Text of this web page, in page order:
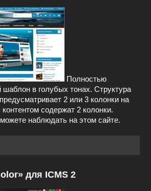
Полностью
шаблон в голубых тонах. Структура
2 или 3 колонки на
содержат 2 колонки.
наблюдать на этом сайте.
для ICMS 2